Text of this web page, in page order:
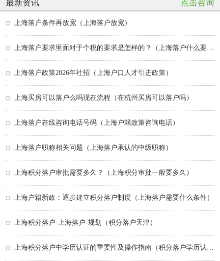
最新资讯 点击咨询
上海落户条件再放宽（上海落户放宽）
上海落户政策2026年社招（上海户口人才引进政策）
上海买房可以落户么吗现在流程（在杭州买房可以落户吗）
上海落户在线咨询电话号码（上海户籍政策咨询电话）
上海落户职称相关问题（上海落户承认的中级职称）
上海积分落户审批需要多久？（上海积分审批一般要多久）
上海户籍新政：逐步建立积分落户制度（上海落户需要什么条件）
上海积分落户-上海落户-规划（积分落户天津）